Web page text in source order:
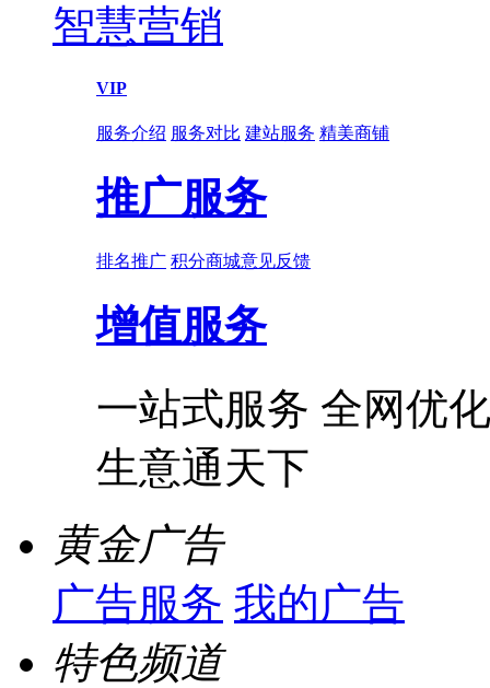
智慧营销
VIP
服务介绍 服务对比 建站服务 精美商铺
推广服务
排名推广 积分商城意见反馈
增值服务
一站式服务 全网优
生意通天下
黄金广告
广告服务 我的广告
特色频道